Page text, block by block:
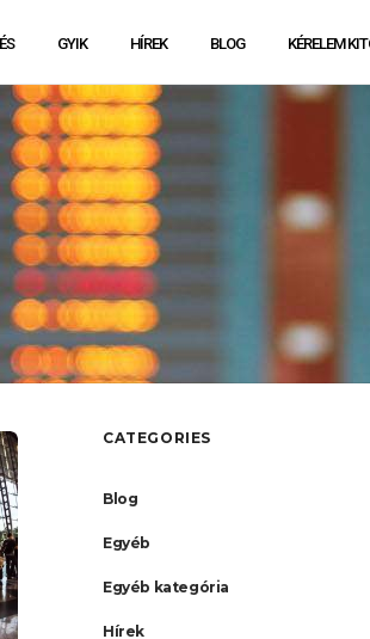
GYIK HÍREK BLOG KÉRELEM
CATEGORIES
Blog
Egyéb
Egyéb kategória
Hírek